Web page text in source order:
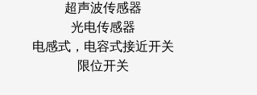
超声波传感器
光电传感器
电感式，电容式接近开关
限位开关